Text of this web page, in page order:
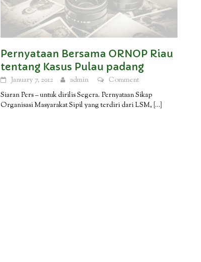
Pernyataan Bersama ORNOP Riau
tentang Kasus Pulau padang
January 7, 2012 admin
Comment
Siaran Pers – untuk dirilis Segera. Pernyataan Sikap
Organisasi Masyarakat Sipil yang terdiri dari LSM, […]